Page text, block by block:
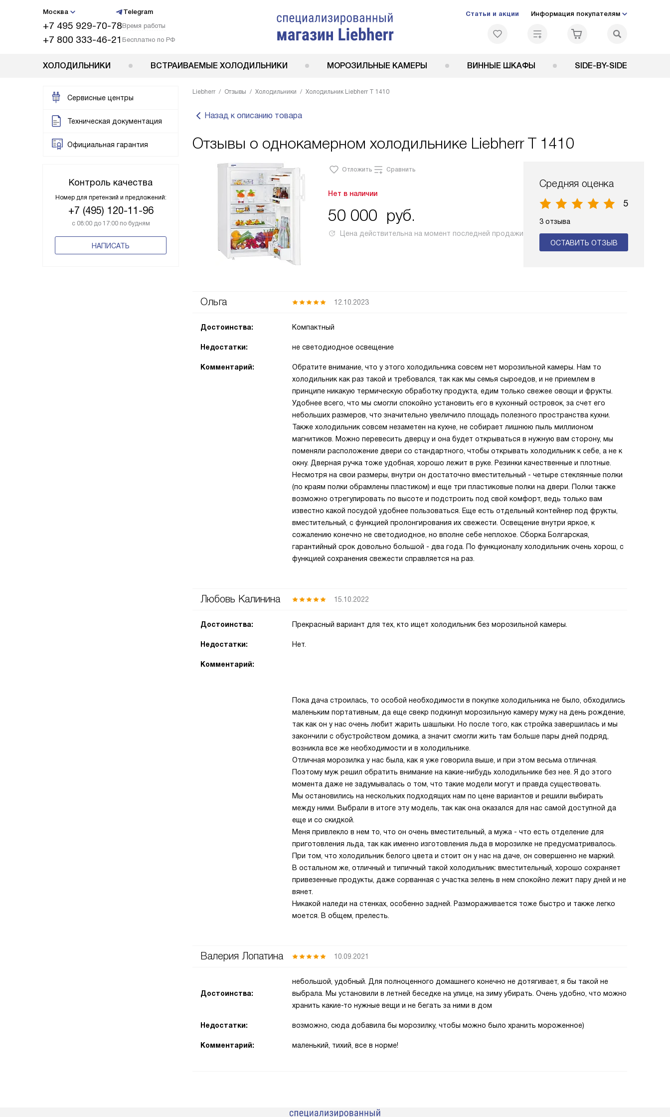
Москва Telegram
+7 495 929-70-78Время работы
+7 800 333-46-21 Бесплатно по РФ
Статьи и акции Информация покупателям
ХОЛОДИЛЬНИКИ ВСТРАИВАЕМЫЕ ХОЛОДИЛЬНИКИ МОРОЗИЛЬНЫЕ КАМЕРЫ ВИННЫЕ ШКАФЫ SIDE-BY-SIDE
Сервисные центры
Техническая документация
Официальная гарантия
Контроль качества
Номер для претензий и предложений:
+7 (495) 120-11-96
с 08:00 до 17:00 по будням
НАПИСАТЬ
Liebherr Отзывы Холодильники Холодильник Liebherr T 1410
Назад к описанию товара
Отзывы о однокамерном холодильнике Liebherr T 1410
Отложить Сравнить
Нет в наличии
50 000 руб.
Цена действительна на момент последней продажи
Средняя оценка
5
3 отзыва
ОСТАВИТЬ ОТЗЫВ
Ольга 12.10.2023
Достоинства: Компактный
Недостатки: не светодиодное освещение
Комментарий:
Обратите внимание, что у этого холодильника совсем нет морозильной камеры. Нам то
холодильник как раз такой и требовался, так как мы семья сыроедов, и не приемлем в
принципе никакую термическую обработку продукта, едим только свежее овощи и фрукты.
Удобнее всего, что мы смогли спокойно установить его в кухонный островок, за счет его
небольших размеров, что значительно увеличило площадь полезного пространства кухни.
Также холодильник совсем незаметен на кухне, не собирает лишнюю пыль миллионом
магнитиков. Можно перевесить дверцу и она будет открываться в нужную вам сторону, мы
поменяли расположение двери со стандартного, чтобы открывать холодильник к себе, а не к
окну. Дверная ручка тоже удобная, хорошо лежит в руке. Резинки качественные и плотные.
Несмотря на свои размеры, внутри он достаточно вместительный - четыре стеклянные полки
(по краям полки обрамлены пластиком) и еще три пластиковые полки на двери. Полки также
возможно отрегулировать по высоте и подстроить под свой комфорт, ведь только вам
известно какой посудой удобнее пользоваться. Еще есть отдельный контейнер под фрукты,
вместительный, с функцией пролонгирования их свежести. Освещение внутри яркое, к
сожалению конечно не светодиодное, но вполне себе неплохое. Сборка Болгарская,
гарантийный срок довольно большой - два года. По функционалу холодильник очень хорош, с
функцией сохранения свежести справляется на раз.
Любовь Калинина 15.10.2022
Достоинства: Прекрасный вариант для тех, кто ищет холодильник без морозильной камеры.
Недостатки: Нет.
Комментарий:
Пока дача строилась, то особой необходимости в покупке холодильника не было, обходились
маленьким портативным, да еще свекр подкинул морозильную камеру мужу на день рождение,
так как он у нас очень любит жарить шашлыки. Но после того, как стройка завершилась и мы
закончили с обустройством домика, а значит смогли жить там больше пары дней подряд,
возникла все же необходимости и в холодильнике.
Отличная морозилка у нас была, как я уже говорила выше, и при этом весьма отличная.
Поэтому муж решил обратить внимание на какие-нибудь холодильнике без нее. Я до этого
момента даже не задумывалась о том, что такие модели могут и правда существовать.
Мы остановились на нескольких подходящих нам по цене вариантов и решили выбирать
между ними. Выбрали в итоге эту модель, так как она оказался для нас самой доступной да
еще и со скидкой.
Меня привлекло в нем то, что он очень вместительный, а мужа - что есть отделение для
приготовления льда, так как именно изготовления льда в морозилке не предусматривалось.
При том, что холодильник белого цвета и стоит он у нас на даче, он совершенно не маркий.
В остальном же, отличный и типичный такой холодильник: вместительный, хорошо сохраняет
привезенные продукты, даже сорванная с участка зелень в нем спокойно лежит пару дней и не
вянет.
Никакой наледи на стенках, особенно задней. Размораживается тоже быстро и также легко
моется. В общем, прелесть.
Валерия Лопатина 10.09.2021
Достоинства:
небольшой, удобный. Для полноценного домашнего конечно не дотягивает, я бы такой не
выбрала. Мы установили в летней беседке на улице, на зиму убирать. Очень удобно, что можно
хранить какие-то нужные вещи и не бегать за ними в дом
Недостатки: возможно, сюда добавила бы морозилку, чтобы можно было хранить мороженное)
Комментарий: маленький, тихий, все в норме!